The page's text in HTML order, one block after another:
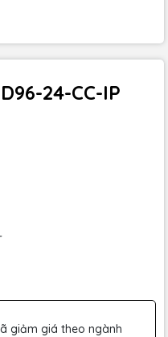
24-CC-IP
giảm giá theo ngành